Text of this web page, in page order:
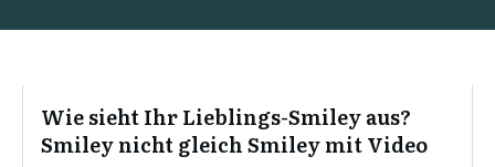
Wie sieht Ihr Lieblings-Smiley aus?
Smiley nicht gleich Smiley mit Video